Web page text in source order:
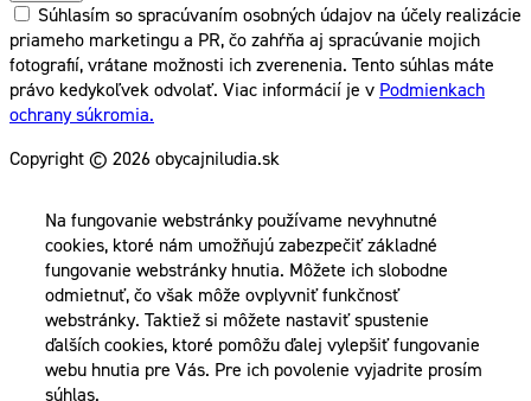
Súhlasím so spracúvaním osobných údajov na účely realizácie
priameho marketingu a PR, čo zahŕňa aj spracúvanie mojich
fotografií, vrátane možnosti ich zverenenia. Tento súhlas máte
právo kedykoľvek odvolať. Viac informácií je v Podmienkach
ochrany súkromia.
Copyright © 2026 obycajniludia.sk
Na fungovanie webstránky používame nevyhnutné
cookies, ktoré nám umožňujú zabezpečiť základné
fungovanie webstránky hnutia. Môžete ich slobodne
odmietnuť, čo však môže ovplyvniť funkčnosť
webstránky. Taktiež si môžete nastaviť spustenie
ďalších cookies, ktoré pomôžu ďalej vylepšiť fungovanie
webu hnutia pre Vás. Pre ich povolenie vyjadrite prosím
súhlas.